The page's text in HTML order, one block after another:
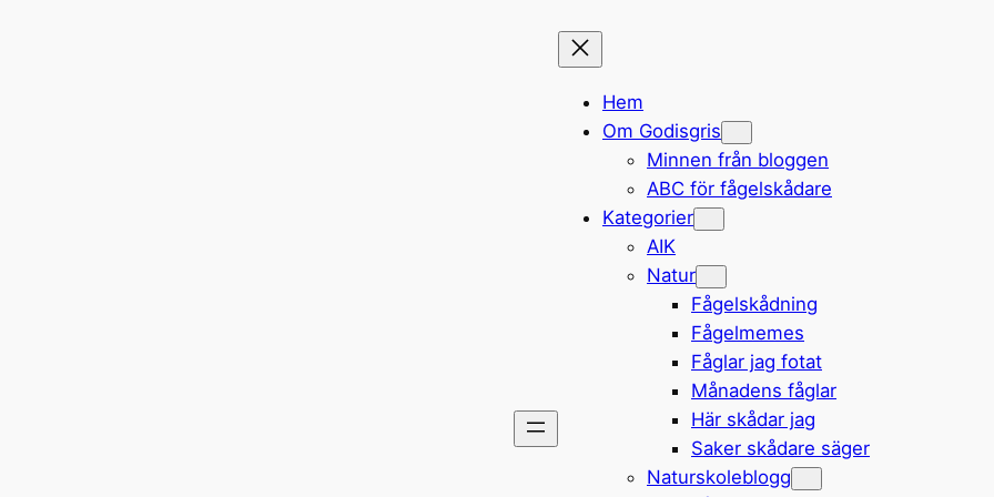
Hem
Om Godisgris
Minnen från bloggen
ABC för fågelskådare
Kategorier
AIK
Natur
Fågelskådning
Fågelmemes
Fåglar jag fotat
Månadens fåglar
Här skådar jag
Saker skådare säger
Naturskoleblogg